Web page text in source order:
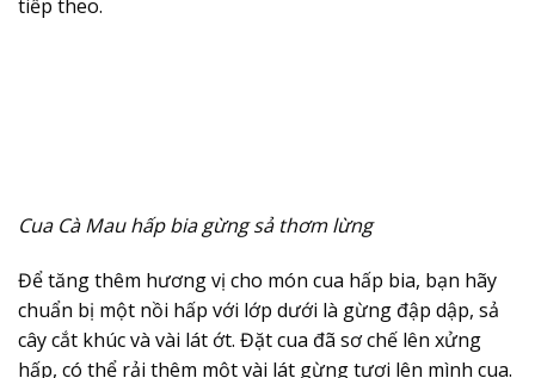
tiếp theo.
Cua Cà Mau hấp bia gừng sả thơm lừng
Để tăng thêm hương vị cho món cua hấp bia, bạn hãy
chuẩn bị một nồi hấp với lớp dưới là gừng đập dập, sả
cây cắt khúc và vài lát ớt. Đặt cua đã sơ chế lên xửng
hấp, có thể rải thêm một vài lát gừng tươi lên mình cua.